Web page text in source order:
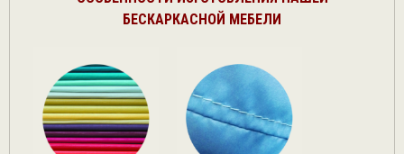
БЕСКАРКАСНОЙ МЕБЕЛИ